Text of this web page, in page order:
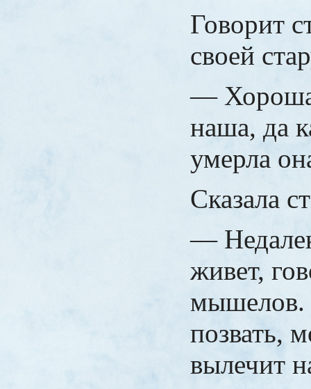
Говорит
своей
— Хороша
наша, да
умерла
Сказала
—
живет,
мышелов.
позвать,
вылечит